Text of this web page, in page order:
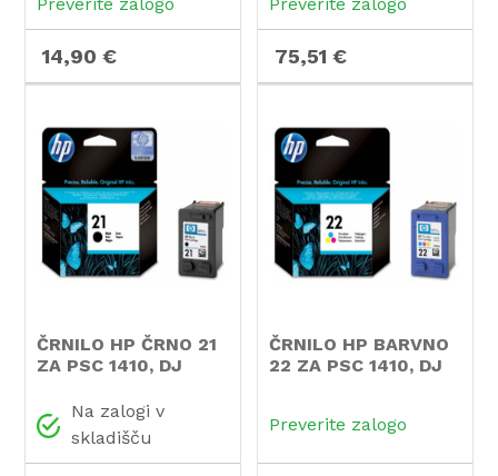
14,90 € 75,51 €
ČRNILO HP ČRNO 21
ZA PSC 1410, DJ
STRANI
Na zalogi v
skladišču
ČRNILO HP BARVNO
22 ZA PSC 1410, DJ
Preverite zalogo